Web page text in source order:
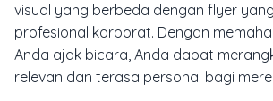
visual yang berbeda dengan flyer
profesional korporat. Dengan
Anda ajak bicara, Anda dapat
relevan dan terasa personal bagi